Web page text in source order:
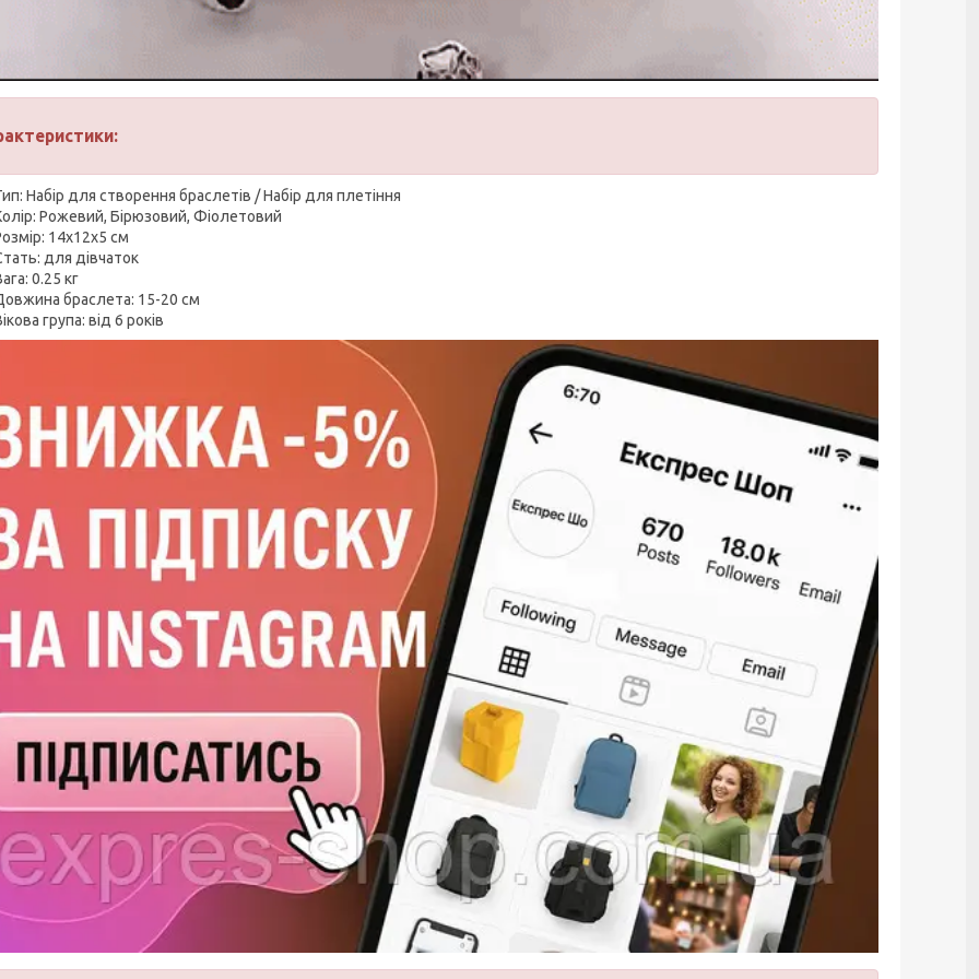
Набір для створення браслетів / Набір для плетіння
Рожевий, Бірюзовий, Фіолетовий
14х12х5 см
для дівчаток
0.25 кг
браслета: 15-20 см
група: від 6 років